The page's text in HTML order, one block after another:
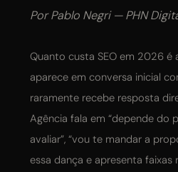
Site Premium
Consultoria de Marketing
Todas as opções
Por Pablo Negri — PHN
Quanto custa SEO em 2026 é
aparece em conversa inicial
raramente recebe resposta
Agência fala em “depende do
avaliar”, “vou te mandar a
essa dança e apresenta faixas